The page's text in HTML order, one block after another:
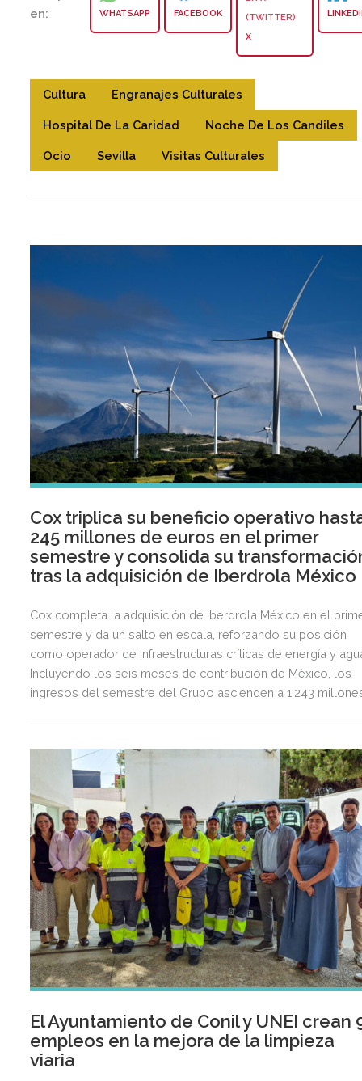
en:
WHATSAPP FACEBOOK
X
Cultura Engranajes Culturales
Hospital De La Caridad Noche De Los Candiles
Ocio Sevilla Visitas Culturales
Cox triplica su beneficio operativo
245 millones de euros en el primer
semestre y consolida su
tras la adquisición de Iberdrola México
Cox completa la adquisición de Iberdrola México en el
semestre y da un salto en escala, reforzando su posición
como operador de infraestructuras críticas de energía y
Incluyendo los seis meses de contribución de México, los
ingresos del semestre del Grupo ascienden a 1.243
El Ayuntamiento de Conil y UNEI crean
empleos en la mejora de la limpieza
viaria